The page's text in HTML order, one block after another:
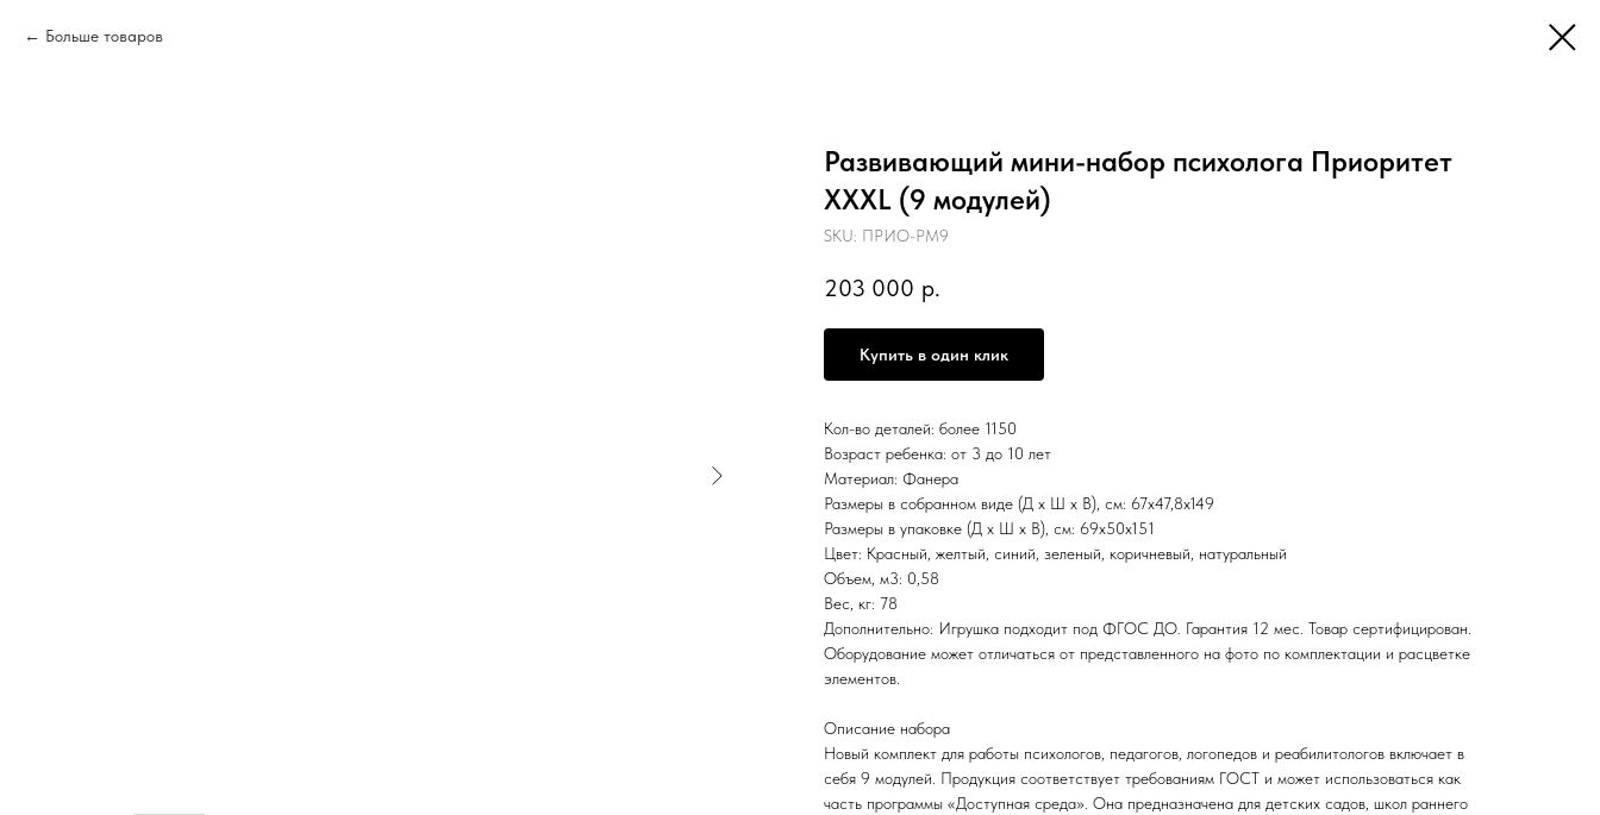
Больше товаров
Развивающий мини-набор психолога Приоритет
XXXL (9 модулей)
SKU: ПРИО-РМ9
203 000 р.
Купить в один клик
Кол-во деталей: более 1150
Возраст ребенка: от 3 до 10 лет
Материал: Фанера
Размеры в собранном виде (Д х Ш х В), см: 67х47,8х149
Размеры в упаковке (Д х Ш х В), см: 69х50х151
Цвет: Красный, желтый, синий, зеленый, коричневый, натуральный
Объем, м3: 0,58
Вес, кг: 78
Дополнительно: Игрушка подходит под ФГОС ДО. Гарантия 12 мес. Товар сертифицирован.
Оборудование может отличаться от представленного на фото по комплектации и расцветке
элементов.
Описание набора
Новый комплект для работы психологов, педагогов, логопедов и реабилитологов включает в
себя 9 модулей. Продукция соответствует требованиям ГОСТ и может использоваться как
часть программы «Доступная среда». Она предназначена для детских садов, школ раннего